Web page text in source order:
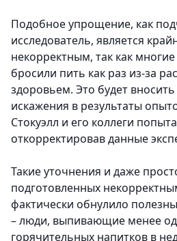
Подобное упрощение, как
исследователь, является
некорректным, так как
бросили пить как раз из-за
здоровьем. Это будет
искажения в результаты
Стокуэлл и его коллеги
откорректировав данные
Такие уточнения и даже
подготовленных
фактически обнулило
– люди, выпивающие менее
горячительных напитков в